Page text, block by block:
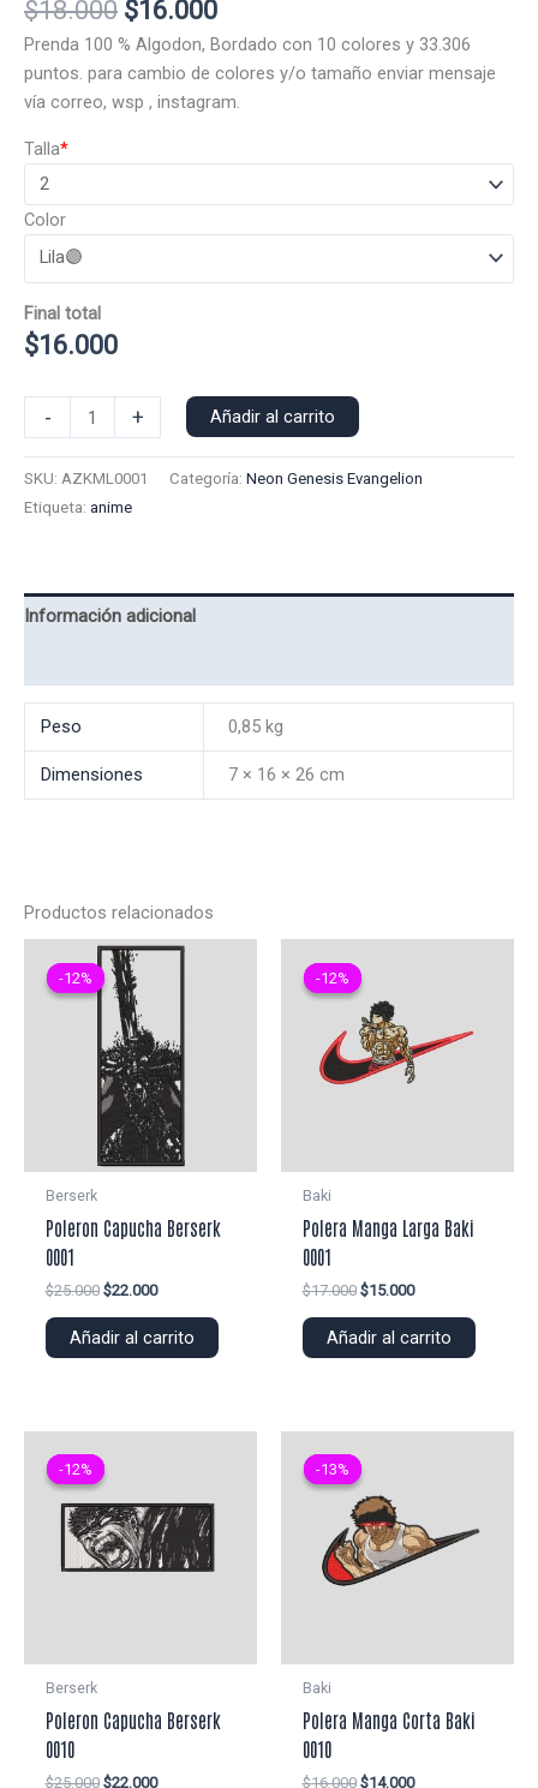
$18.000 El
precio
original
era:
$16.000El
precio
actual
es:
Prenda 100 % Algodon, Bordado con 10 colores y 33.306
puntos. para cambio de colores y/o tamaño enviar mensaje
vía correo, wsp , instagram.
*
Talla
Color
Final total
$16.000
-
Manga
+ Añadir al carrito
SKU: AZKML0001 Categoría: Neon Genesis Evangelion
Etiqueta: anime
Información adicional
Peso 0,85 kg
Dimensiones 7 × 16 × 26 cm
Productos relacionados
-12%
-12%
Berserk
Poleron Capucha Berserk
0001
$25.000 El
original
$22.000El
actual
Añadir al carrito
-12%
-12%
Baki
Polera Manga Larga Baki
0001
$17.000 El
original
$15.000El
actual
Añadir al carrito
-12%
-12%
Berserk
Poleron Capucha Berserk
0010
$25.000 El
$22.000El
-13%
-13%
Baki
Polera Manga Corta Baki
0010
$16.000 El
$14.000El